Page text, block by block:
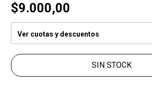
$9.000,00
Ver cuotas y descuentos
SIN STOCK